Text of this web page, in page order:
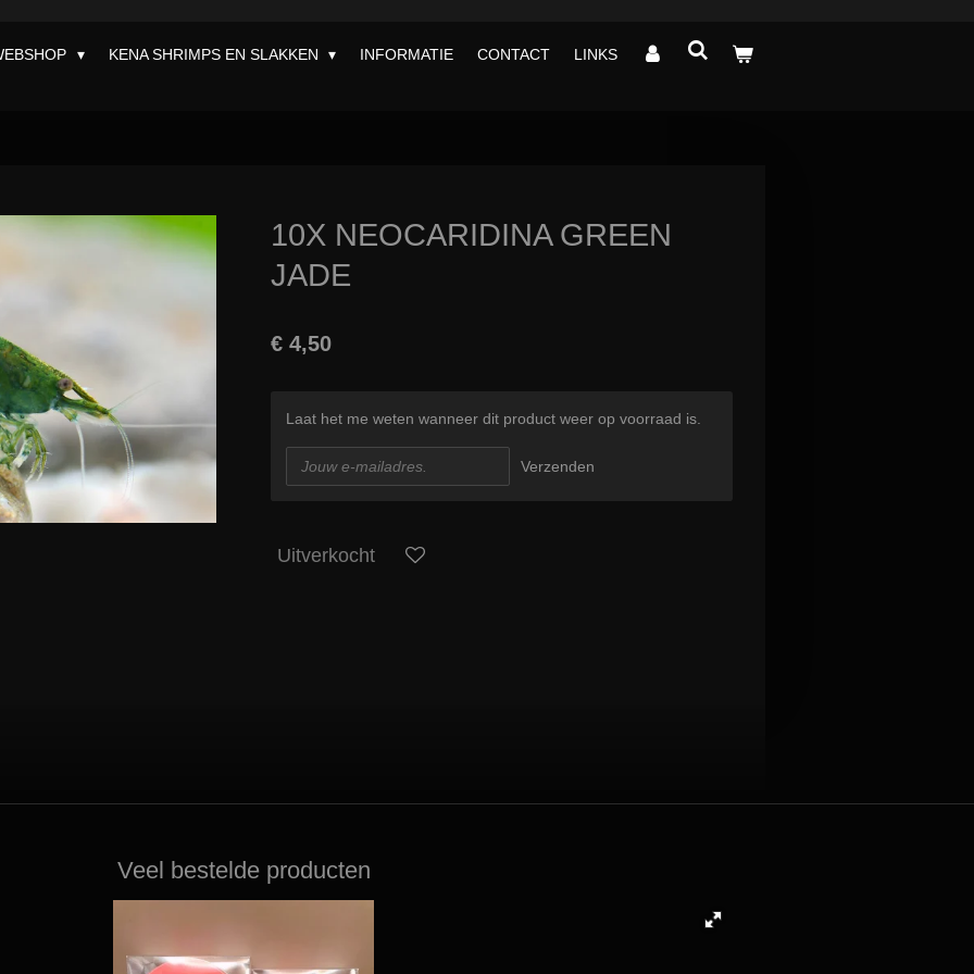
KENA SHRIMPS EN SLAKKEN INFORMATIE CONTACT LINKS
10X NEOCARIDINA GREEN
JADE
€ 4,50
Laat het me weten wanneer dit product weer op voorraad is.
Verzenden
Uitverkocht
Veel bestelde producten